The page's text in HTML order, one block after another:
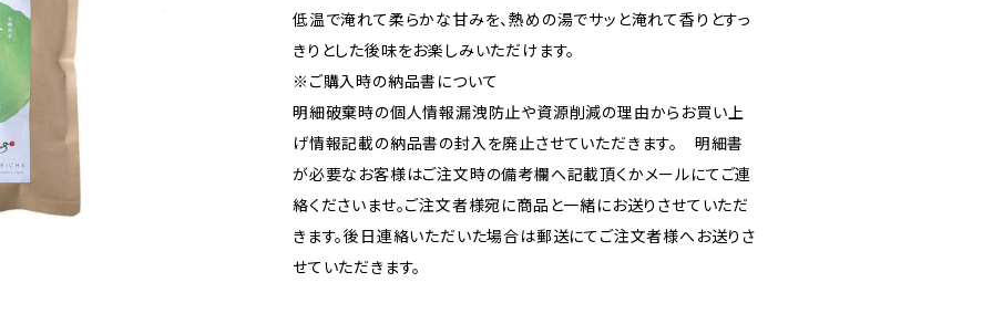
低温で淹れて柔らかな甘みを、熱めの湯でサッと淹れて香りとすっ
きりとした後味をお楽しみいただけます。
※ご購入時の納品書について
明細破棄時の個人情報漏洩防止や資源削減の理由からお買い上
げ情報記載の納品書の封入を廃止させていただきます。 明細書
が必要なお客様はご注文時の備考欄へ記載頂くかメールにてご連
絡くださいませ。ご注文者様宛に商品と一緒にお送りさせていただ
きます。後日連絡いただいた場合は郵送にてご注文者様へお送りさ
せていただきます。